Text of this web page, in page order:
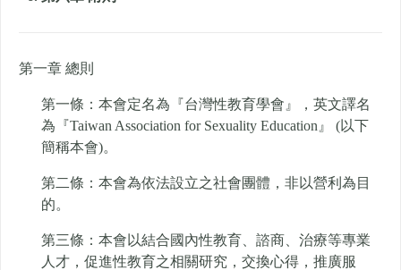
第一章 總則
第一條：本會定名為『台灣性教育學會』，英文譯名
為『Taiwan Association for Sexuality Education』 (以下
簡稱本會)。
第二條：本會為依法設立之社會團體，非以營利為目
的。
第三條：本會以結合國內性教育、諮商、治療等專業
人才，促進性教育之相關研究，交換心得，推廣服